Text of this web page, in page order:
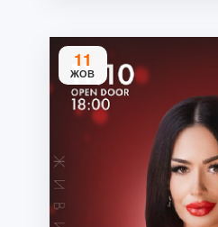
11
ЖОВ